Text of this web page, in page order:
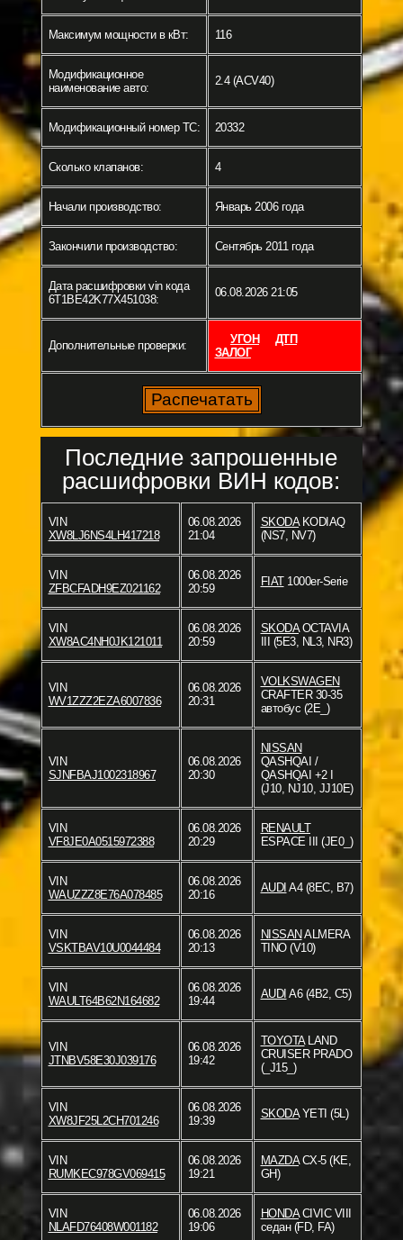
Максимум мощности в кВт: 116
Модификационное
наименование авто:
2.4 (ACV40)
Модификационный номер ТС: 20332
Сколько клапанов: 4
Начали производство: Январь 2006 года
Закончили производство: Сентябрь 2011 года
Дата расшифровки vin кода
6T1BE42K77X451038:
06.08.2026 21:05
Дополнительные проверки: УГОН
ДТП
ЗАЛОГ
Последние запрошенные
расшифровки ВИН кодов:
VIN
XW8LJ6NS4LH417218
06.08.2026
21:04
SKODAKODIAQ
(NS7, NV7)
VIN
ZFBCFADH9EZ021162
06.08.2026
20:59
FIAT1000er-Serie
VIN
XW8AC4NH0JK121011
06.08.2026
20:59
SKODAOCTAVIA
III (5E3, NL3, NR3)
VIN
WV1ZZZ2EZA6007836
06.08.2026
20:31
VOLKSWAGEN
CRAFTER 30-35
автобус (2E_)
VIN
SJNFBAJ1002318967
06.08.2026
20:30
NISSAN
QASHQAI /
QASHQAI +2 I
(J10, NJ10, JJ10E)
VIN
VF8JE0A0515972388
06.08.2026
20:29
RENAULT
ESPACE III (JE0_)
VIN
WAUZZZ8E76A078485
06.08.2026
20:16
AUDI A4 (8EC, B7)
VIN
VSKTBAV10U0044484
06.08.2026
20:13
NISSAN ALMERA
TINO (V10)
VIN
WAULT64B62N164682
06.08.2026
19:44
AUDI A6 (4B2, C5)
VIN
JTNBV58E30J039176
06.08.2026
19:42
TOYOTALAND
CRUISER PRADO
(_J15_)
VIN
XW8JF25L2CH701246
06.08.2026
19:39
SKODAYETI (5L)
VIN
RUMKEC978GV069415
06.08.2026
19:21
MAZDACX-5 (KE,
GH)
VIN
NLAFD76408W001182
06.08.2026
19:06
HONDACIVIC VIII
седан (FD, FA)